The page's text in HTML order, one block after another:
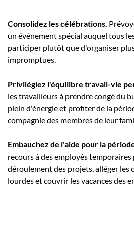
Consolidez les célébrations.
un événement spécial auquel tous
participer plutôt que d'organiser
impromptues.
Privilégiez l'équilibre travail-vie
les travailleurs à prendre congé du
plein d'énergie et profiter de la
compagnie des membres de leur
Embauchez de l'aide pour la
recours à des employés
déroulement des projets, alléger les
lourdes et couvrir les vacances des